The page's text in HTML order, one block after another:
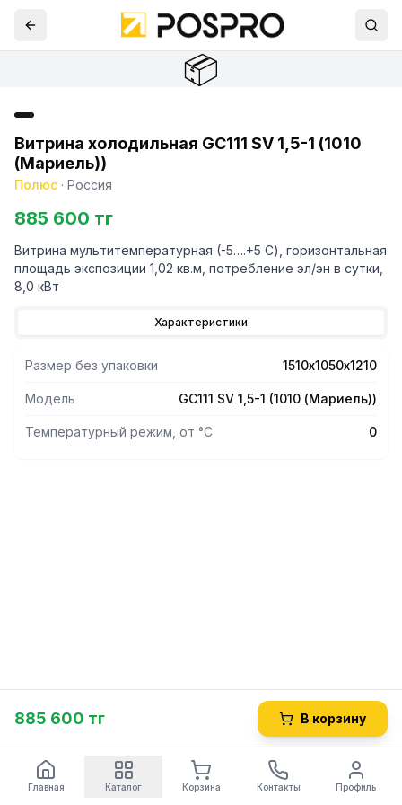
📦
Витрина холодильная GC111 SV 1,5-1 (1010
(Мариель))
Полюс · Россия
885 600 тг
Витрина мультитемпературная (-5….+5 С), горизонтальная
площадь экспозиции 1,02 кв.м, потребление эл/эн в сутки,
8,0 кВт
Характеристики
Размер без упаковки 1510х1050х1210
Модель GC111 SV 1,5-1 (1010 (Мариель))
Температурный режим, от °С 0
885 600 тг В корзину
Главная Каталог Корзина Контакты Профиль